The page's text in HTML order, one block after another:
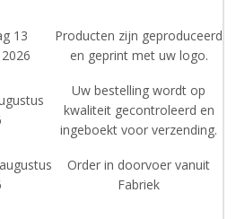
13
Producten zijn geproduceerd
en geprint met uw logo.
Uw bestelling wordt op
kwaliteit gecontroleerd en
ingeboekt voor verzending.
Order in doorvoer vanuit
Fabriek